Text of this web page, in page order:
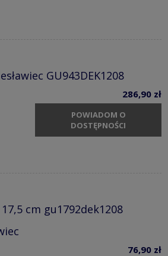
GU943DEK1208
286,90 zł
POWIADOM O
DOSTĘPNOŚCI
cm gu1792dek1208
76,90 zł